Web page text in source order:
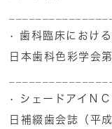
• 歯科臨床におけ
日本歯科色彩学会
• シェードアイＮ
日補綴歯会誌（平